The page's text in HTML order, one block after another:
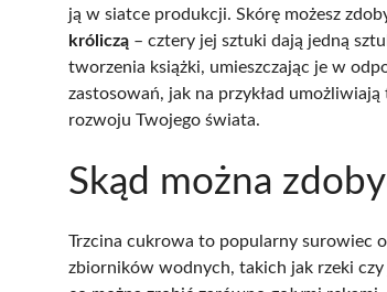
ją w siatce produkcji. Skórę możesz
króliczą – cztery jej sztuki dają jedną
tworzenia książki, umieszczając je w
zastosowań, jak na przykład
rozwoju Twojego świata.
Skąd można
Trzcina cukrowa to popularny surowiec
zbiorników wodnych, takich jak rzeki